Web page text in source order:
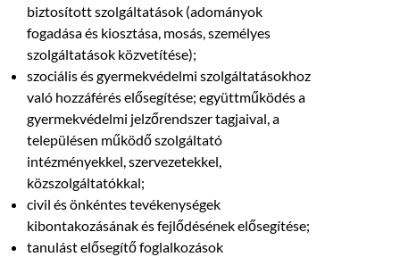
biztosított szolgáltatások (adományok
fogadása és kiosztása, mosás, személyes
szolgáltatások közvetítése);
szociális és gyermekvédelmi szolgáltatásokhoz
való hozzáférés elősegítése; együttműködés a
gyermekvédelmi jelzőrendszer tagjaival, a
településen működő szolgáltató
intézményekkel, szervezetekkel,
közszolgáltatókkal;
civil és önkéntes tevékenységek
kibontakozásának és fejlődésének elősegítése;
tanulást elősegítő foglalkozások